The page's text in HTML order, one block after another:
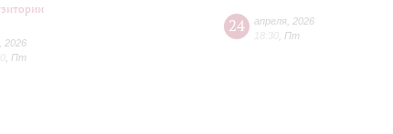
2026
, Пт
24 апреля 2026
18:30 Пт